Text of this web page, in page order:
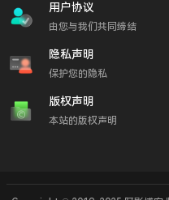
用户协议
由您与我们共同缔结
隐私声明
保护您的隐私
版权声明
本站的版权声明